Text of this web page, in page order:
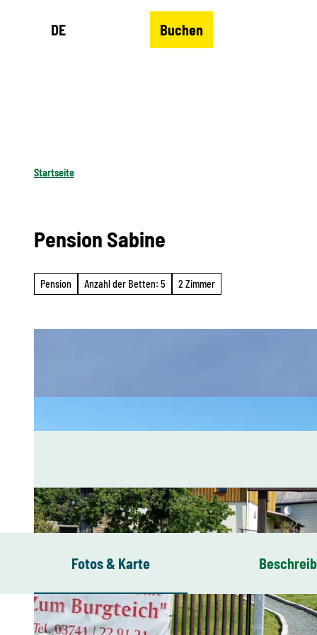
DE Buchen
Startseite
Pension Sabine
Pension Anzahl der Betten: 5 2 Zimmer
Fotos & Karte